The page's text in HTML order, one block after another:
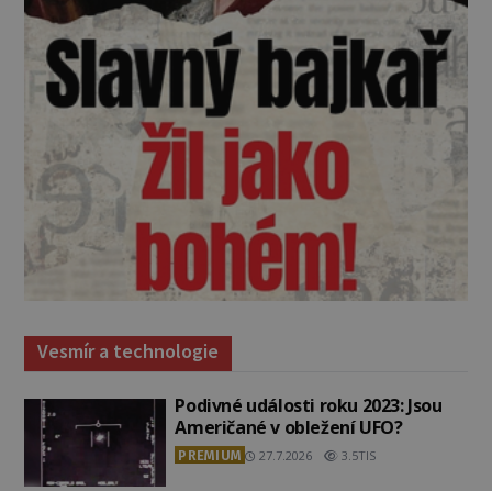
Vesmír a technologie
Podivné události roku 2023: Jsou
Američané v obležení UFO?
PREMIUM 27.7.2026 3.5TIS